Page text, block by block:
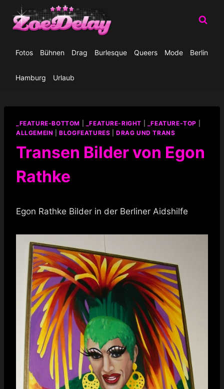
Inhalt
springen
Fotos Bühnen Drag Burlesque Queers Mode Berlin
Hamburg Urlaub
_FEATURE-BOTTOM _FEATURE-RIGHT _FEATURE-TOP
ALLGEMEIN |BLOGFEATURES |DRAG UND TRANS
Transen Bilder von Egon
Rathke
Egon Rathke Bilder in der Berliner Aidshilfe